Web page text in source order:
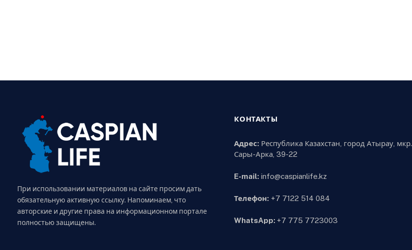
При использовании материалов на сайте просим дать
обязательную активную ссылку. Напоминаем, что
авторские и другие права на информационном портале
полностью защищены.
КОНТАКТЫ
Адрес: Республика Казахстан, город Атырау, мкр.
Сары-Арка, 39-22
E-mail: info@caspianlife.kz
Телефон: +7 7122 514 084
WhatsApp: +7 775 7723003